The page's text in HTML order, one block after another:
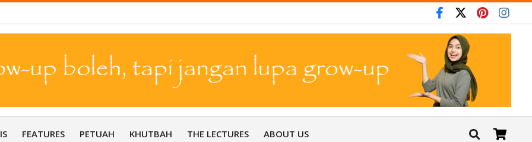
Allah senantiasa menganugerahkan rahmat-Nya atas kita dalam menunaikan hidup dan tugas-tugas kemanusiaan.
FEATURES PETUAH KHUTBAH THE LECTURES ABOUT US